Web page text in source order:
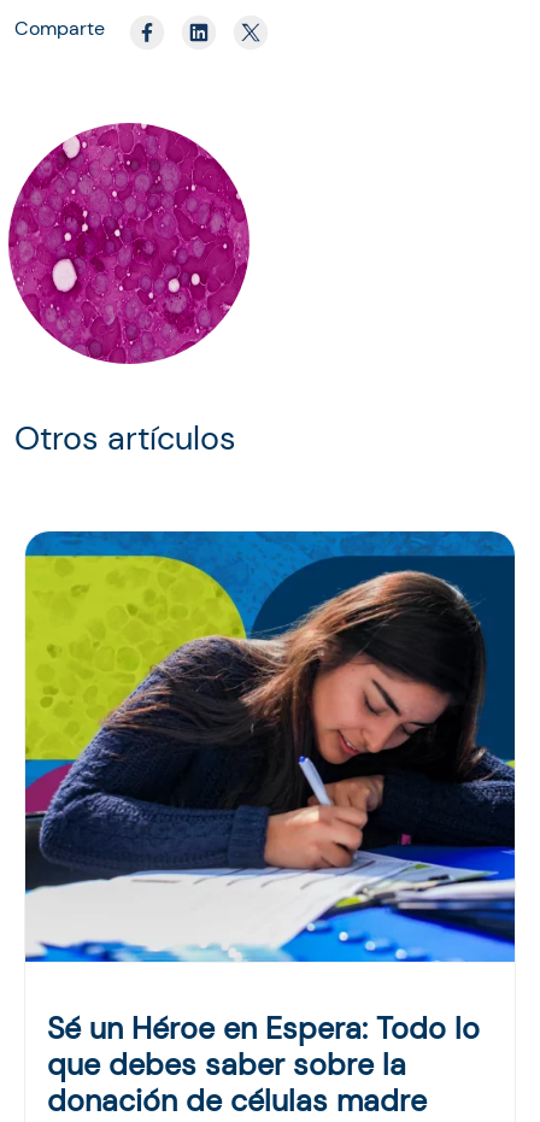
Comparte
Otros artículos
Sé un Héroe en Espera: Todo lo
que debes saber sobre la
donación de células madre